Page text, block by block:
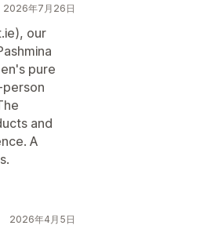
2026年7月26日
our
pure
person
and
A
2026年4月5日